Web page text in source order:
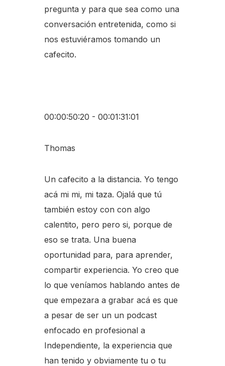
pregunta y para que sea como una
conversación entretenida, como si
nos estuviéramos tomando un
cafecito.
00:00:50:20 - 00:01:31:01
Thomas
Un cafecito a la distancia. Yo tengo
acá mi mi, mi taza. Ojalá que tú
también estoy con con algo
calentito, pero pero si, porque de
eso se trata. Una buena
oportunidad para, para aprender,
compartir experiencia. Yo creo que
lo que veníamos hablando antes de
que empezara a grabar acá es que
a pesar de ser un un podcast
enfocado en profesional a
Independiente, la experiencia que
han tenido y obviamente tu o tu